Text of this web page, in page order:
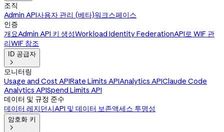
조직
Admin API사용자 관리 (베타)워크스페이스
인증
개요Admin API 키 생성Workload Identity FederationAPI로 WIF 관
리WIF 참조
ID 공급자

모니터링
Usage and Cost APIRate Limits APIAnalytics APIClaude Code
Analytics APISpend Limits API
데이터 및 규정 준수
데이터 레지던시API 및 데이터 보존액세스 투명성
암호화 키
